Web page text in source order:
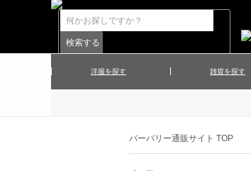
洋服を探す
▲レディースワンピース
雑貨を探す
▲アクセサリー
バーバリー通販サイト TOP